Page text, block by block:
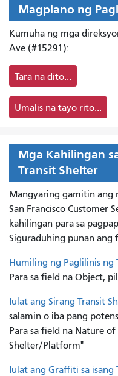
Magplano ng
Kumuha ng mga
Ave (#15291):
Tara na dito...
Umalis na tayo rito...
Mga Kahilingan
Transit Shelter
Mangyaring gamitin ang
San Francisco Customer
kahilingan para sa
Siguraduhing punan ang
Humiling ng Paglilinis ng
Para sa field na Object,
Iulat ang Sirang Transit
salamin o iba pang
Para sa field na Nature
Shelter/Platform"
Iulat ang Graffiti sa isang